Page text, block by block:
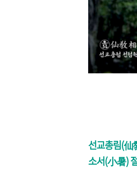
선교총림(
소서(小暑)